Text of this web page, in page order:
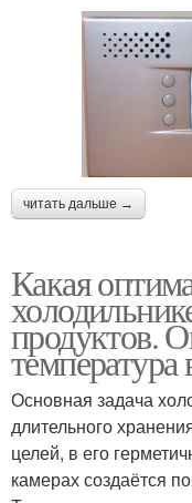
читать дальше →
Какая
продуктов.
температура
Основная задача
длительного
целей, в его
камерах создаётся